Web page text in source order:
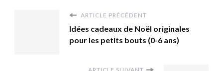
ARTICLE PRÉCÉDENT
Idées cadeaux de Noël originales
pour les petits bouts (0-6 ans)
ARTICLE SUIVANT